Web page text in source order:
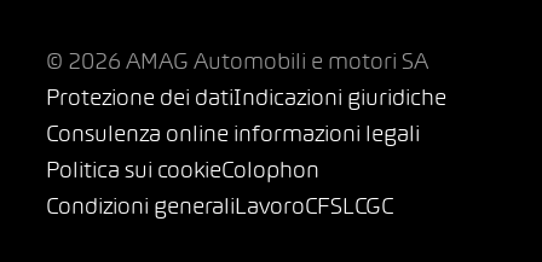
© 2026 AMAG Automobili e motori SA
Protezione dei datiIndicazioni giuridiche
Consulenza online informazioni legali
Politica sui cookieColophon
Condizioni generaliLavoroCFSLCGC